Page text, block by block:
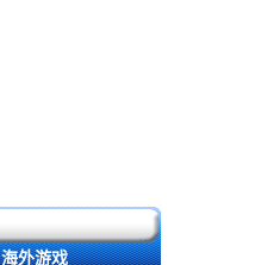
海外游戏